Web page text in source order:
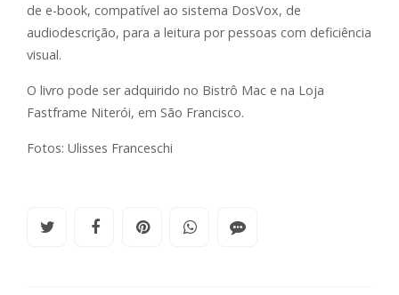
de e-book, compatível ao sistema DosVox, de
audiodescrição, para a leitura por pessoas com deficiência
visual.
O livro pode ser adquirido no Bistrô Mac e na Loja
Fastframe Niterói, em São Francisco.
Fotos: Ulisses Franceschi